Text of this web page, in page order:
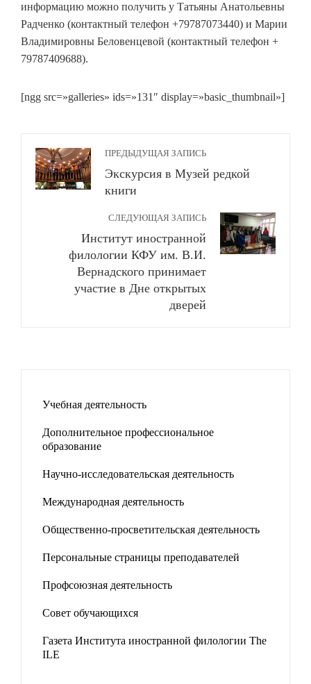
информацию можно получить у Татьяны Анатольевны
Радченко (контактный телефон +79787073440) и Марии
Владимировны Беловенцевой (контактный телефон +
79787409688).
[ngg src=»galleries» ids=»131″ display=»basic_thumbnail»]
ПРЕДЫДУЩАЯ ЗАПИСЬ
Экскурсия в Музей редкой
книги
СЛЕДУЮЩАЯ ЗАПИСЬ
Институт иностранной
филологии КФУ им. В.И.
Вернадского принимает
участие в Дне открытых
дверей
Учебная деятельность
Дополнительное профессиональное
образование
Научно-исследовательская деятельность
Международная деятельность
Общественно-просветительская деятельность
Персональные страницы преподавателей
Профсоюзная деятельность
Совет обучающихся
Газета Института иностранной филологии The
ILE